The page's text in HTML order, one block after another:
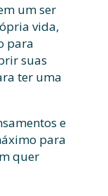
um ser
vida,
para
suas
ter uma
e
para
quer